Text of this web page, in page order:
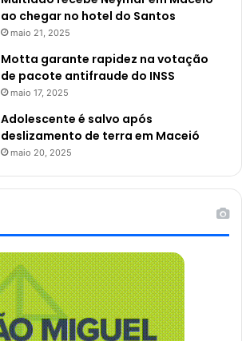
ao chegar no hotel do Santos
maio 21, 2025
Motta garante rapidez na votação
de pacote antifraude do INSS
maio 17, 2025
Adolescente é salvo após
deslizamento de terra em Maceió
maio 20, 2025